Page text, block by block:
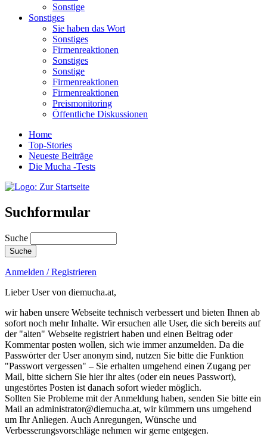
Sonstige
Sonstiges
Sie haben das Wort
Sonstiges
Firmenreaktionen
Sonstiges
Sonstige
Firmenreaktionen
Firmenreaktionen
Preismonitoring
Öffentliche Diskussionen
Home
Top-Stories
Neueste Beiträge
Die Mucha -Tests
Suchformular
Suche
Anmelden / Registrieren
Lieber User von diemucha.at,
wir haben unsere Webseite technisch verbessert und bieten Ihnen ab
sofort noch mehr Inhalte. Wir ersuchen alle User, die sich bereits auf
der "alten" Webseite registriert haben und einen Beitrag oder
Kommentar posten wollen, sich wie immer anzumelden. Da die
Passwörter der User anonym sind, nutzen Sie bitte die Funktion
"Passwort vergessen" – Sie erhalten umgehend einen Zugang per
Mail, bitte sichern Sie hier ihr altes (oder ein neues Passwort),
ungestörtes Posten ist danach sofort wieder möglich.
Sollten Sie Probleme mit der Anmeldung haben, senden Sie bitte ein
Mail an administrator@diemucha.at, wir kümmern uns umgehend
um Ihr Anliegen. Auch Anregungen, Wünsche und
Verbesserungsvorschläge nehmen wir gerne entgegen.